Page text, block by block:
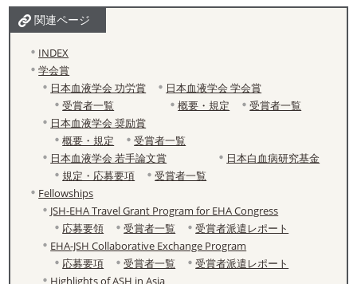
関連ページ
INDEX
学会賞
日本血液学会 功労賞
受賞者一覧
日本血液学会 学会賞
概要・規定
受賞者一覧
日本血液学会 奨励賞
概要・規定
受賞者一覧
日本血液学会 若手論文賞
規定・応募要項
受賞者一覧
日本白血病研究基金
Fellowships
JSH-EHA Travel Grant Program for EHA Congress
応募要領
受賞者一覧
受賞者派遣レポート
EHA-JSH Collaborative Exchange Program
応募要項
受賞者一覧
受賞者派遣レポート
Highlights of ASH in Asia